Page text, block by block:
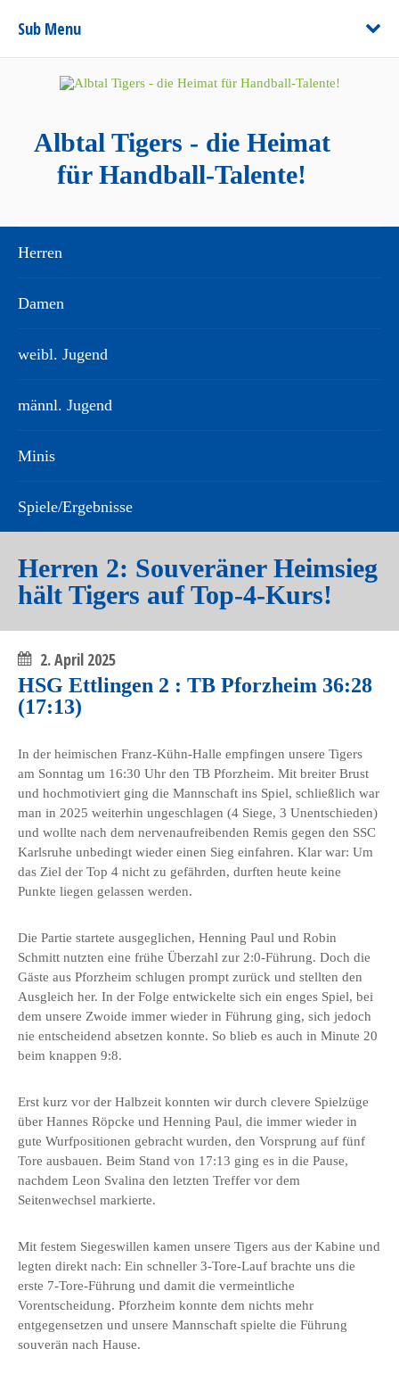
Sub Menu
Albtal Tigers - die Heimat
für Handball-Talente!
Herren
Damen
weibl. Jugend
männl. Jugend
Minis
Spiele/Ergebnisse
Herren 2: Souveräner Heimsieg
hält Tigers auf Top-4-Kurs!
2. April 2025
HSG Ettlingen 2 : TB Pforzheim 36:28
(17:13)
In der heimischen Franz-Kühn-Halle empfingen unsere Tigers
am Sonntag um 16:30 Uhr den TB Pforzheim. Mit breiter Brust
und hochmotiviert ging die Mannschaft ins Spiel, schließlich war
man in 2025 weiterhin ungeschlagen (4 Siege, 3 Unentschieden)
und wollte nach dem nervenaufreibenden Remis gegen den SSC
Karlsruhe unbedingt wieder einen Sieg einfahren. Klar war: Um
das Ziel der Top 4 nicht zu gefährden, durften heute keine
Punkte liegen gelassen werden.
Die Partie startete ausgeglichen, Henning Paul und Robin
Schmitt nutzten eine frühe Überzahl zur 2:0-Führung. Doch die
Gäste aus Pforzheim schlugen prompt zurück und stellten den
Ausgleich her. In der Folge entwickelte sich ein enges Spiel, bei
dem unsere Zwoide immer wieder in Führung ging, sich jedoch
nie entscheidend absetzen konnte. So blieb es auch in Minute 20
beim knappen 9:8.
Erst kurz vor der Halbzeit konnten wir durch clevere Spielzüge
über Hannes Röpcke und Henning Paul, die immer wieder in
gute Wurfpositionen gebracht wurden, den Vorsprung auf fünf
Tore ausbauen. Beim Stand von 17:13 ging es in die Pause,
nachdem Leon Svalina den letzten Treffer vor dem
Seitenwechsel markierte.
Mit festem Siegeswillen kamen unsere Tigers aus der Kabine und
legten direkt nach: Ein schneller 3-Tore-Lauf brachte uns die
erste 7-Tore-Führung und damit die vermeintliche
Vorentscheidung. Pforzheim konnte dem nichts mehr
entgegensetzen und unsere Mannschaft spielte die Führung
souverän nach Hause.